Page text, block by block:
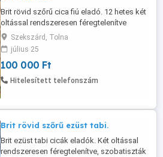
Brit rövid szőrű cica fiú eladó. 12 hetes két
oltással rendszeresen féregtelenítve
azonnal elvihető. Érdeklődni telefonon.
Szekszárd, Tolna
július 25
100 000 Ft
Hitelesített telefonszám
Brit rövid szőrű ezüst tabi.
Brit ezüst tabi cicák eladók. Két oltással
rendszeresen féregtelenítve, szobatiszták